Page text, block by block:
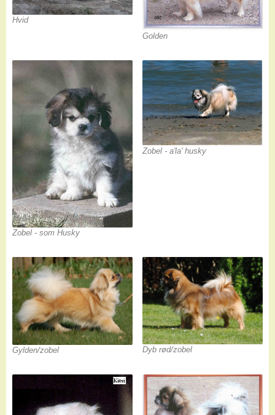
Hvid
Golden
Zobel - som Husky
Zobel - a'la' husky
Gylden/zobel Dyb rød/zobel